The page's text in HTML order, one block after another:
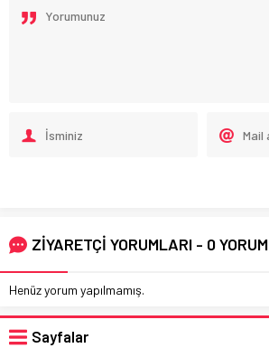
ZİYARETÇİ YORUMLARI - 0 YORUM
Henüz yorum yapılmamış.
Sayfalar